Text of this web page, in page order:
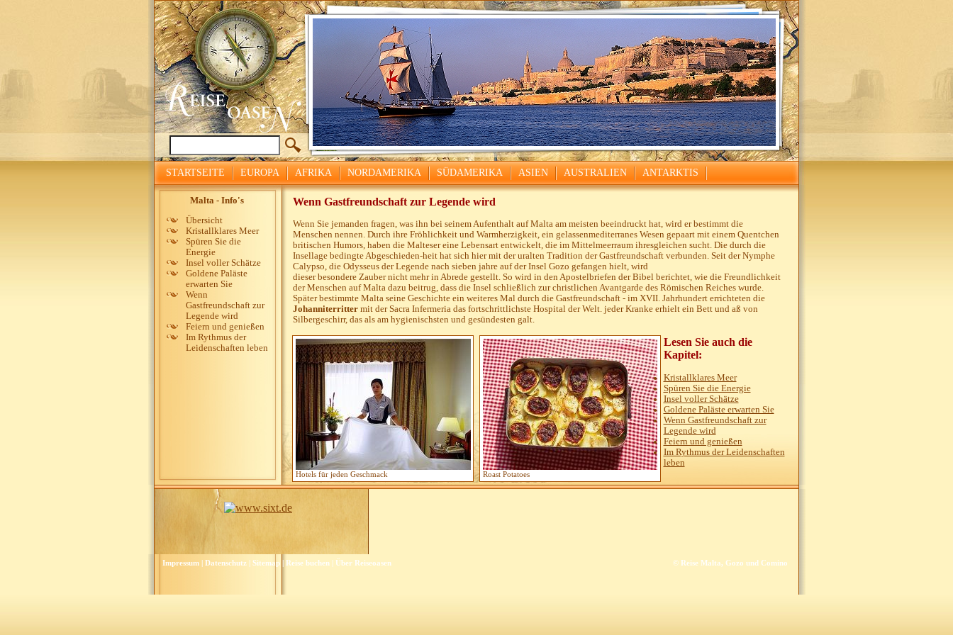
STARTSEITE EUROPA AFRIKA NORDAMERIKA SÜDAMERIKA ASIEN AUSTRALIEN ANTARKTIS
Malta - Info's
Übersicht
Kristallklares Meer
Spüren Sie die
Energie
Insel voller Schätze
Goldene Paläste
erwarten Sie
Wenn
Gastfreundschaft zur
Legende wird
Feiern und genießen
Im Rythmus der
Leidenschaften leben
Wenn Gastfreundschaft zur Legende wird
Wenn Sie jemanden fragen, was ihn bei seinem Aufenthalt auf Malta am meisten beeindruckt hat, wird er bestimmt die
Menschen nennen. Durch ihre Fröhlichkeit und Warmherzigkeit, ein gelassenmediterranes Wesen gepaart mit einem Quentchen
britischen Humors, haben die Malteser eine Lebensart entwickelt, die im Mittelmeerraum ihresgleichen sucht. Die durch die
Insellage bedingte Abgeschieden-heit hat sich hier mit der uralten Tradition der Gastfreundschaft verbunden. Seit der Nymphe
Calypso, die Odysseus der Legende nach sieben jahre auf der Insel Gozo gefangen hielt, wird
dieser besondere Zauber nicht mehr in Abrede gestellt. So wird in den Apostelbriefen der Bibel berichtet, wie die Freundlichkeit
der Menschen auf Malta dazu beitrug, dass die Insel schließlich zur christlichen Avantgarde des Römischen Reiches wurde.
Später bestimmte Malta seine Geschichte ein weiteres Mal durch die Gastfreundschaft - im XVII. Jahrhundert errichteten die
Johanniterrittermit der Sacra Infermeria das fortschrittlichste Hospital der Welt. jeder Kranke erhielt ein Bett und aß von
Silbergeschirr, das als am hygienischsten und gesündesten galt.
Hotels für jeden Geschmack Roast Potatoes
Lesen Sie auch die
Kapitel:
Kristallklares Meer
Spüren Sie die Energie
Insel voller Schätze
Goldene Paläste erwarten Sie
Wenn Gastfreundschaft zur
Legende wird
Feiern und genießen
Im Rythmus der Leidenschaften
leben
Impressum| Datenschutz| Sitemap| Reise buchen| Über Reiseoasen © Reise Malta, Gozo und Comino